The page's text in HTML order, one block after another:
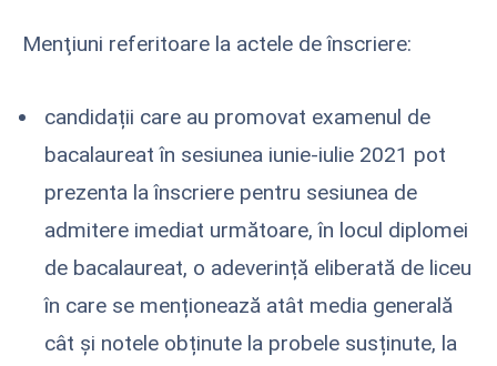
Menţiuni referitoare la actele de înscriere:
candidații care au promovat examenul de
bacalaureat în sesiunea iunie-iulie 2021 pot
prezenta la înscriere pentru sesiunea de
admitere imediat următoare, în locul diplomei
de bacalaureat, o adeverință eliberată de liceu
în care se menționează atât media generală
cât și notele obținute la probele susținute, la